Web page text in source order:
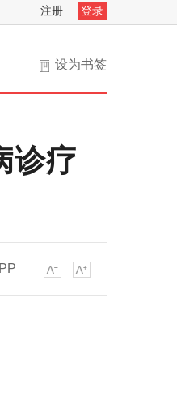
注册 登录
设为书签
诊疗